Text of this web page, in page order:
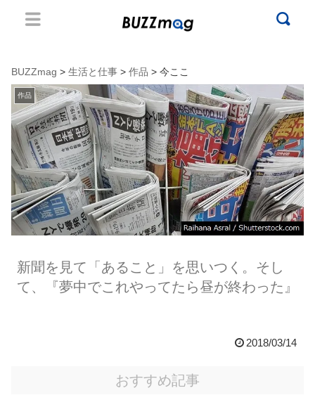
BUZZmag > 生活と仕事 > 作品 > 今ここ
作品
新聞を見て「あること」を思いつく。そし
て、『夢中でこれやってたら昼が終わった』
2018/03/14
おすすめ記事